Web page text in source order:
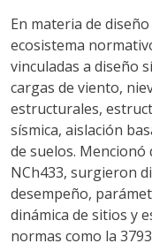
En materia de
ecosistema
vinculadas a diseño
cargas de viento,
estructurales,
sísmica, aislación
de suelos.
NCh433, surgieron
desempeño,
dinámica de sitios y
normas como la